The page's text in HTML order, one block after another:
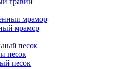
гравий
мрамор
мрамор
песок
песок
песок